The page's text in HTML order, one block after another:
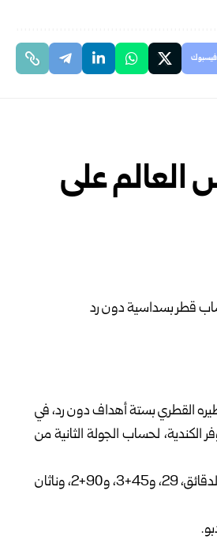
فيسبوك
العالم على
القطري بستة أهداف دون رد، في
الكندية، لحساب الجولة الثانية من
وسجل أهداف المنتخب الكندي سايل لارين في الدقيقة 16، وجوناثان ديفيد ثلاثية في ‏الدقائق، 29، و45+3، و90+2، وناثان